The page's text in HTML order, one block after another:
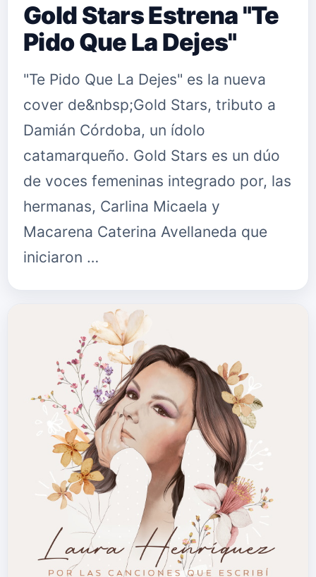
Gold Stars Estrena "Te
Pido Que La Dejes"
"Te Pido Que La Dejes" es la nueva
cover de&nbsp;Gold Stars, tributo a
Damián Córdoba, un ídolo
catamarqueño. Gold Stars es un dúo
de voces femeninas integrado por, las
hermanas, Carlina Micaela y
Macarena Caterina Avellaneda que
iniciaron …